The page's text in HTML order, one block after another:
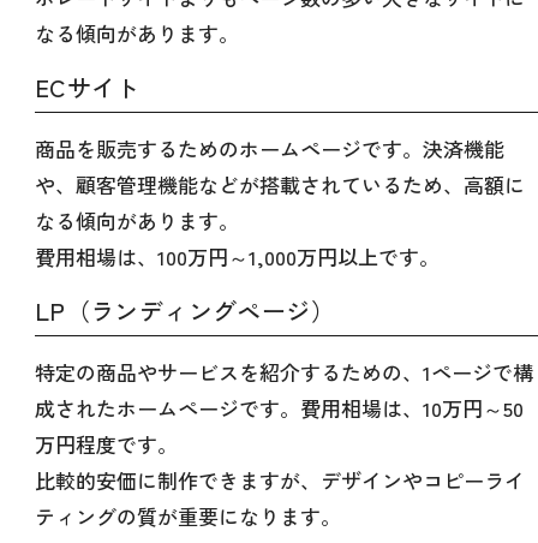
なる傾向があります。
ECサイト
商品を販売するためのホームページです。決済機能
や、顧客管理機能などが搭載されているため、高額に
なる傾向があります。
費用相場は、100万円～1,000万円以上です。
LP（ランディングページ）
特定の商品やサービスを紹介するための、1ページで構
成されたホームページです。費用相場は、10万円～50
万円程度です。
比較的安価に制作できますが、デザインやコピーライ
ティングの質が重要になります。